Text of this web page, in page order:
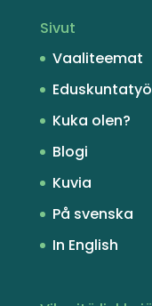
Sivut
Vaaliteemat
Eduskuntatyö
Kuka olen?
Blogi
Kuvia
På svenska
In English